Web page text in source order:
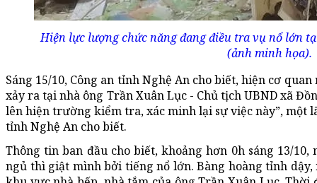
Hiện lực lượng chức năng đang điều tra vụ nổ lớn
(ảnh minh họa).
Sáng 15/10, Công an tỉnh Nghệ An cho biết, hiện cơ
xảy ra tại nhà ông Trần Xuân Lục - Chủ tịch UBND xã
lên hiện trường kiểm tra, xác minh lại sự việc này”, một
tỉnh Nghệ An cho biết.
Thông tin ban đầu cho biết, khoảng hơn 0h sáng 13/
ngủ thì giật mình bởi tiếng nổ lớn. Bàng hoàng tỉnh